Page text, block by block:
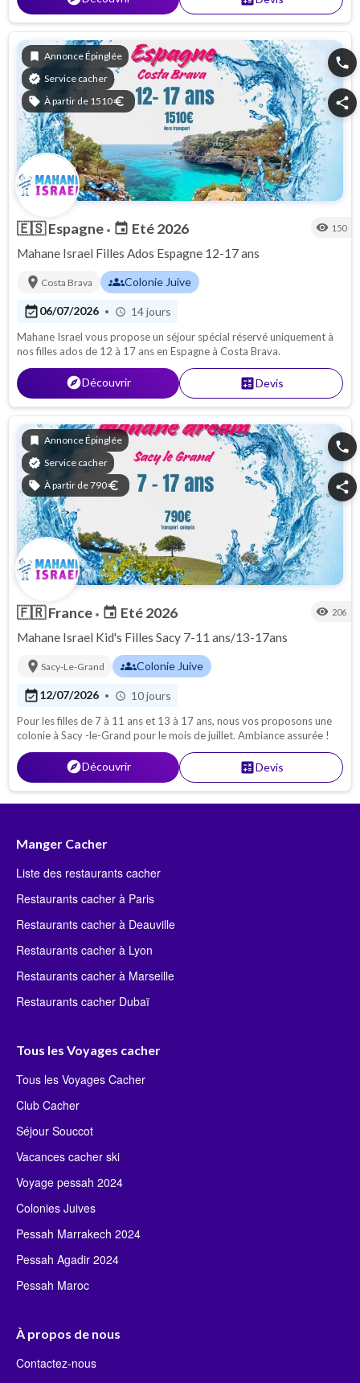
bookmark Annonce Épinglée
verified Service cacher
sell À partir de 1510euro
phone
share
🇪🇸Espagne • event Eté 2026 visibility 150
Mahane Israel Filles Ados Espagne 12-17 ans
location_on Costa Brava groupsColonie Juive
event_available06/07/2026 • schedule 14 jours
Mahane Israel vous propose un séjour spécial réservé uniquement à
nos filles ados de 12 à 17 ans en Espagne à Costa Brava.
exploreDécouvrir calculateDevis
bookmark Annonce Épinglée
verified Service cacher
sell À partir de 790euro
phone
share
🇫🇷France • event Eté 2026 visibility 206
Mahane Israel Kid's Filles Sacy 7-11 ans/13-17ans
location_on Sacy-Le-Grand groupsColonie Juive
event_available12/07/2026 • schedule 10 jours
Pour les filles de 7 à 11 ans et 13 à 17 ans, nous vos proposons une
colonie à Sacy -le-Grand pour le mois de juillet. Ambiance assurée !
exploreDécouvrir calculateDevis
Manger Cacher
Liste des restaurants cacher
Restaurants cacher à Paris
Restaurants cacher à Deauville
Restaurants cacher à Lyon
Restaurants cacher à Marseille
Restaurants cacher Dubaï
Tous les Voyages cacher
Tous les Voyages Cacher
Club Cacher
Séjour Souccot
Vacances cacher ski
Voyage pessah 2024
Colonies Juives
Pessah Marrakech 2024
Pessah Agadir 2024
Pessah Maroc
À propos de nous
Contactez-nous